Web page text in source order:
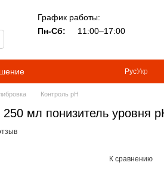
График работы:
Пн-Сб:
11:00–17:00
РусУкр
Контроль рН
мл понизитель уровня
К сравнению